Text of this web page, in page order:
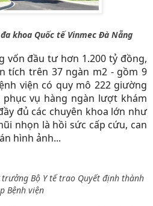
khoa Quốc tế Vinmec Đà Nẵng
vốn đầu tư hơn 1.200 tỷ đồng,
tích trên 37 ngàn m2 - gồm 9
viện có quy mô 222 giường
vụ hàng ngàn lượt khám
đủ các chuyên khoa lớn như
nhọn là hồi sức cấp cứu, can
hình ảnh...
trưởng Bộ Y tế trao Quyết định thành
Bệnh viện